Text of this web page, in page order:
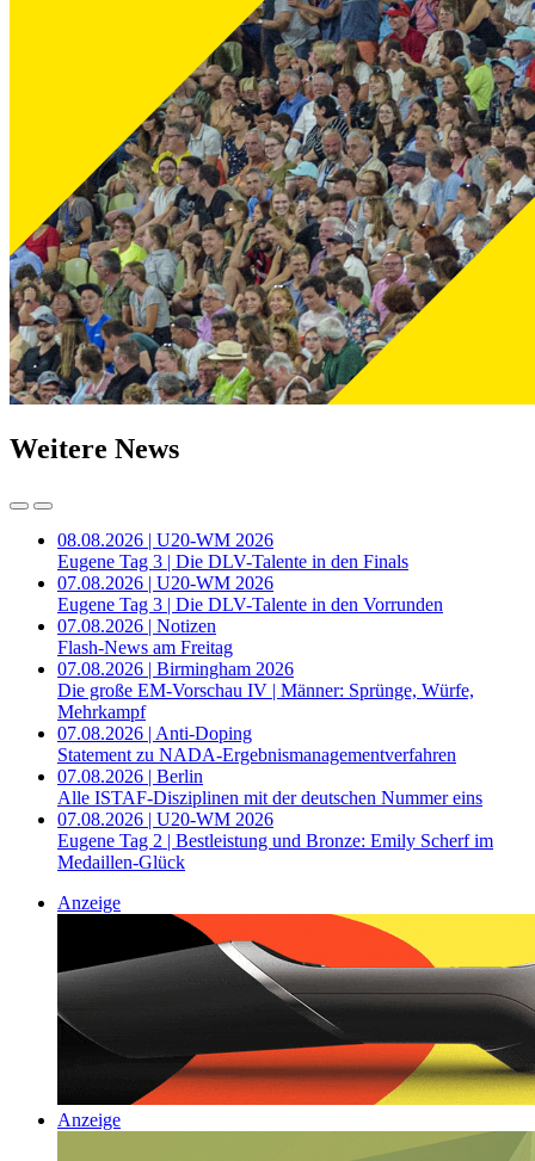
Weitere News
08.08.2026 | U20-WM 2026
Eugene Tag 3 | Die DLV-Talente in den Finals
07.08.2026 | U20-WM 2026
Eugene Tag 3 | Die DLV-Talente in den Vorrunden
07.08.2026 | Notizen
Flash-News am Freitag
07.08.2026 | Birmingham 2026
Die große EM-Vorschau IV | Männer: Sprünge, Würfe,
Mehrkampf
07.08.2026 | Anti-Doping
Statement zu NADA-Ergebnismanagementverfahren
07.08.2026 | Berlin
Alle ISTAF-Disziplinen mit der deutschen Nummer eins
07.08.2026 | U20-WM 2026
Eugene Tag 2 | Bestleistung und Bronze: Emily Scherf im
Medaillen-Glück
Anzeige
Anzeige